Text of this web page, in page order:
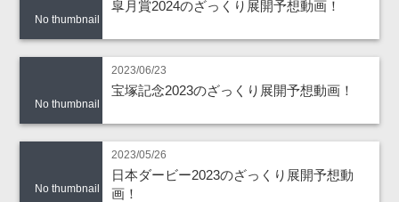
No thumbnail
皐月賞2024のざっくり展開予想動画！
No thumbnail
2023/06/23
宝塚記念2023のざっくり展開予想動画！
No thumbnail
2023/05/26
日本ダービー2023のざっくり展開予想動
画！